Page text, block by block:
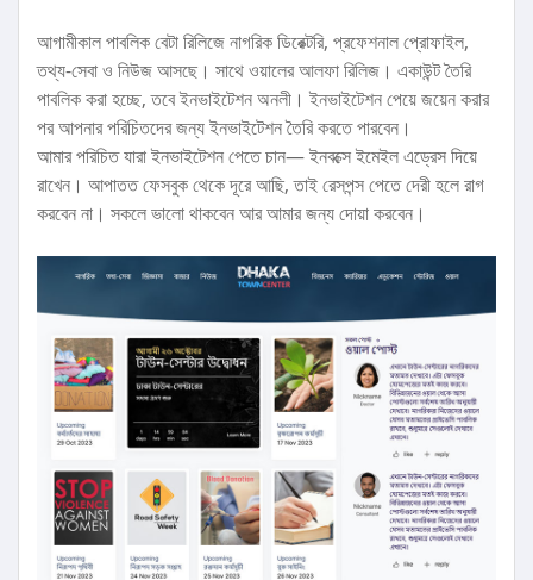
আগামীকাল পাবলিক বেটা রিলিজে নাগরিক ডিরেক্টরি, প্রফেশনাল প্রোফাইল,
তথ্য-সেবা ও নিউজ আসছে। সাথে ওয়ালের আলফা রিলিজ। একাউন্ট তৈরি
পাবলিক করা হচ্ছে, তবে ইনভাইটেশন অনলী। ইনভাইটেশন পেয়ে জয়েন করার
পর আপনার পরিচিতদের জন্য ইনভাইটেশন তৈরি করতে পারবেন।
আমার পরিচিত যারা ইনভাইটেশন পেতে চান— ইনবক্সে ইমেইল এড্রেস দিয়ে
রাখেন। আপাতত ফেসবুক থেকে দূরে আছি, তাই রেসপন্স পেতে দেরী হলে রাগ
করবেন না। সকলে ভালো থাকবেন আর আমার জন্য দোয়া করবেন।